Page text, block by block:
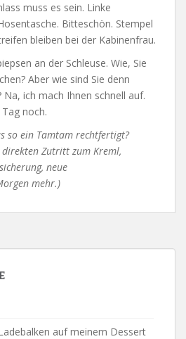
muss es sein. Linke
Bitteschön. Stempel
bleiben bei der Kabinenfrau.
an der Schleuse. Wie, Sie
Aber wie sind Sie denn
ich mach Ihnen schnell auf.
noch.
so ein Tamtam rechtfertigt?
Zutritt zum Kreml,
neue
mehr.)
auf meinem Dessert